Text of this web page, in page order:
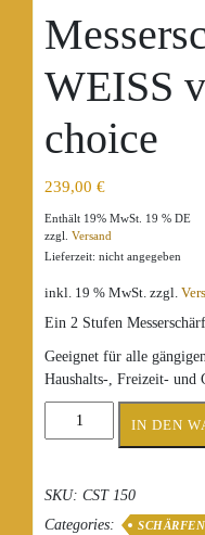
WEISS
choice
239,00 €
Enthält 19% MwSt. 19 % DE
zzgl. Versand
Lieferzeit: nicht angegeben
inkl. 19 % MwSt. zzgl.
Ein 2 Stufen
Geeignet für alle
Haushalts-, Freizeit- und
WEISS
von
IN DEN
SKU: CST 150
Categories: